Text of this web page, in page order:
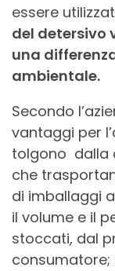
essere
del detersivo
una
ambientale.
Secondo
vantaggi per
tolgono dalla
che
di imballaggi
il volume e il
stoccati, dal
consumatore;